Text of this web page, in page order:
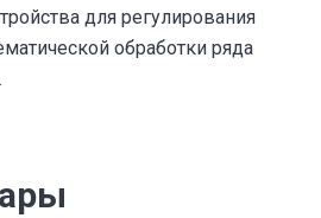
для регулирования
обработки ряда